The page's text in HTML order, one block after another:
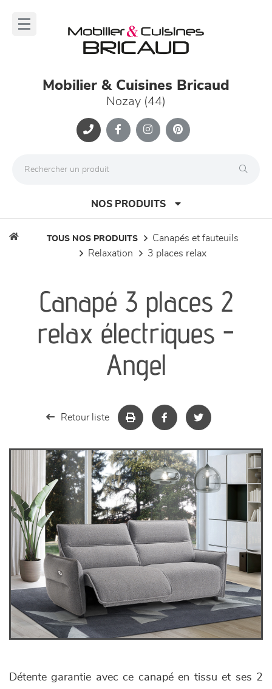
Mobilier & Cuisines Bricaud
Nozay (44)
NOS PRODUITS
séjours
meubles de complément
chambres et dressing
TOUS NOS PRODUITS
canapés et fauteuils
relaxation
3 places relax
Canapé 3 places 2
relax électriques -
Angel
Retour liste
Détente garantie avec ce canapé en tissu et ses 2